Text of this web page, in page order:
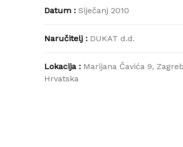
Datum :Siječanj 2010
Naručitelj :DUKAT d.d.
Lokacija :Marijana Čavića 9, Zagreb,
Hrvatska